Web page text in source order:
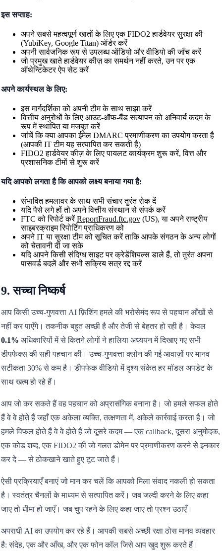
इस सप्ताह:
अपने सबसे महत्वपूर्ण खातों के लिए एक FIDO2 हार्डवेयर सुरक्षा की
(YubiKey, Google Titan) ऑर्डर करें
अपनी सार्वजनिक रूप से उपलब्ध ऑडियो और वीडियो की जाँच करें
जो प्रमुख खाते हार्डवेयर कीज़ का समर्थन नहीं करते, उन पर एक
ऑथेन्टिकेटर ऐप सेट करें
अपने कार्यस्थल के लिए:
इस मार्गदर्शिका को अपनी टीम के साथ साझा करें
वित्तीय अनुरोधों के लिए आउट-ऑफ-बैंड सत्यापन को अनिवार्य कदम के
रूप में स्थापित या मजबूत करें
जांचें कि क्या आपका ईमेल DMARC प्रमाणीकरण का उपयोग करता है
(आपकी IT टीम यह सत्यापित कर सकती है)
FIDO2 हार्डवेयर कीज़ के लिए पायलट कार्यक्रम शुरू करें, वित्त और
प्रशासनिक टीमों से शुरू करें
यदि आपको लगता है कि आपको लक्ष्य बनाया गया है:
संभावित हमलावर के साथ सभी संचार तुरंत रोक दें
यदि पैसे लगे हों तो अपने वित्तीय संस्थान से संपर्क करें
FTC को रिपोर्ट करेंReportFraud.ftc.gov(US), या अपने राष्ट्रीय
साइबरक्राइम रिपोर्टिंग प्राधिकरण को
अपने IT या सुरक्षा टीम को सूचित करें ताकि आपके संगठन के अन्य लोगों
को चेतावनी दी जा सके
यदि आपने किसी संदिग्ध साइट पर क्रेडेंशियल्स डाले हैं, तो तुरंत अपना
पासवर्ड बदलें और सभी सक्रिय सत्र रद्द करें
9. सच्चा निष्कर्ष
आप किसी उच्च-गुणवत्ता AI फ़िशिंग हमले की भरोसेमंद रूप से पहचान आँखों से
नहीं कर पाएँगे। तकनीक बहुत अच्छी है और तेजी से बेहतर हो रही है। केवल
0.1% अधिकारियों में से कितने लोगों ने हालिया अध्ययन में दिखाए गए सभी
डीपफेक्स की सही पहचान की। उच्च-गुणवत्ता क्लोन की गई आवाज़ों पर मानव
सटीकता 30% से कम है। डीपफेक वीडियो में दृश्य संकेत हर मॉडल अपडेट के
साथ खत्म हो रहे हैं।
आप जो कर सकते हैं वह पहचान को अप्रासंगिक बनाना है। जो हमले सफल होते
हैं वे वे होते हैं जहाँ एक अकेला व्यक्ति, तत्क्षणता में, अकेले कार्रवाई करता है। जो
हमले विफल होते हैं वे वे होते हैं जो दूसरे कदम — एक callback, दूसरा अनुमोदक,
एक कोड शब्द, एक FIDO2 की जो गलत डोमेन पर प्रमाणीकरण करने से इनकार
कर दे — से ठोकखाने खाते हुए टूट जाते हैं।
ऐसी प्रक्रियाएँ बनाएं जो मान कर चलें कि आपको मिला संवाद नकली हो सकता
है। स्वतंत्र चैनलों के माध्यम से सत्यापित करें। जब जल्दी करने के लिए कहा
जाए तो धीमा हो जाएँ। जब चुप रहने के लिए कहा जाए तो प्रश्न उठाएँ।
अपराधी AI का उपयोग कर रहे हैं। आपकी सबसे अच्छी रक्षा ठोस मानव व्यवहार
है: संदेह, एक और आँख, और एक फोन कॉल जिसे आप खुद शुरू करते हैं।